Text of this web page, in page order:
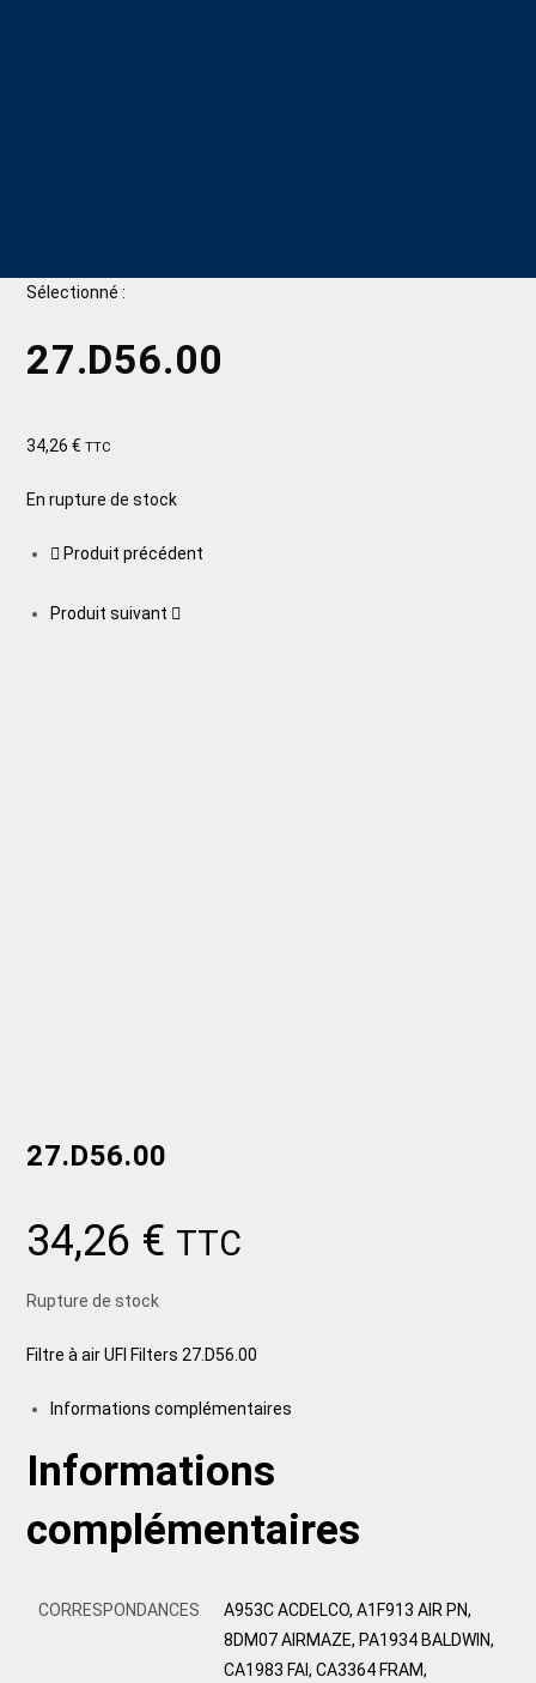
Sélectionné :
27.D56.00
34,26€ TTC
En rupture de stock
Produit précédent
Produit suivant
27.D56.00
34,26 € TTC
Rupture de stock
Filtre à air UFI Filters 27.D56.00
Informations complémentaires
Informations
complémentaires
CORRESPONDANCES
A953C ACDELCO, A1F913 AIR PN,
8DM07 AIRMAZE, PA1934 BALDWIN,
CA1983 FAI, CA3364 FRAM,